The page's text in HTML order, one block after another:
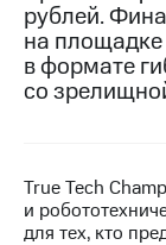
регионе
и акционерам
рублей.
на
в формате
со
True Tech
и
для тех, кто